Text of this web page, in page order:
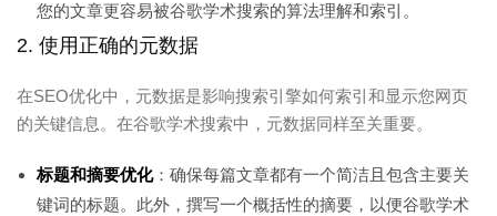
您的文章更容易被谷歌学术搜索的算法理解和索引。
2. 使用正确的元数据
在SEO优化中，元数据是影响搜索引擎如何索引和显示您网页
的关键信息。在谷歌学术搜索中，元数据同样至关重要。
标题和摘要优化：确保每篇文章都有一个简洁且包含主要关
键词的标题。此外，撰写一个概括性的摘要，以便谷歌学术